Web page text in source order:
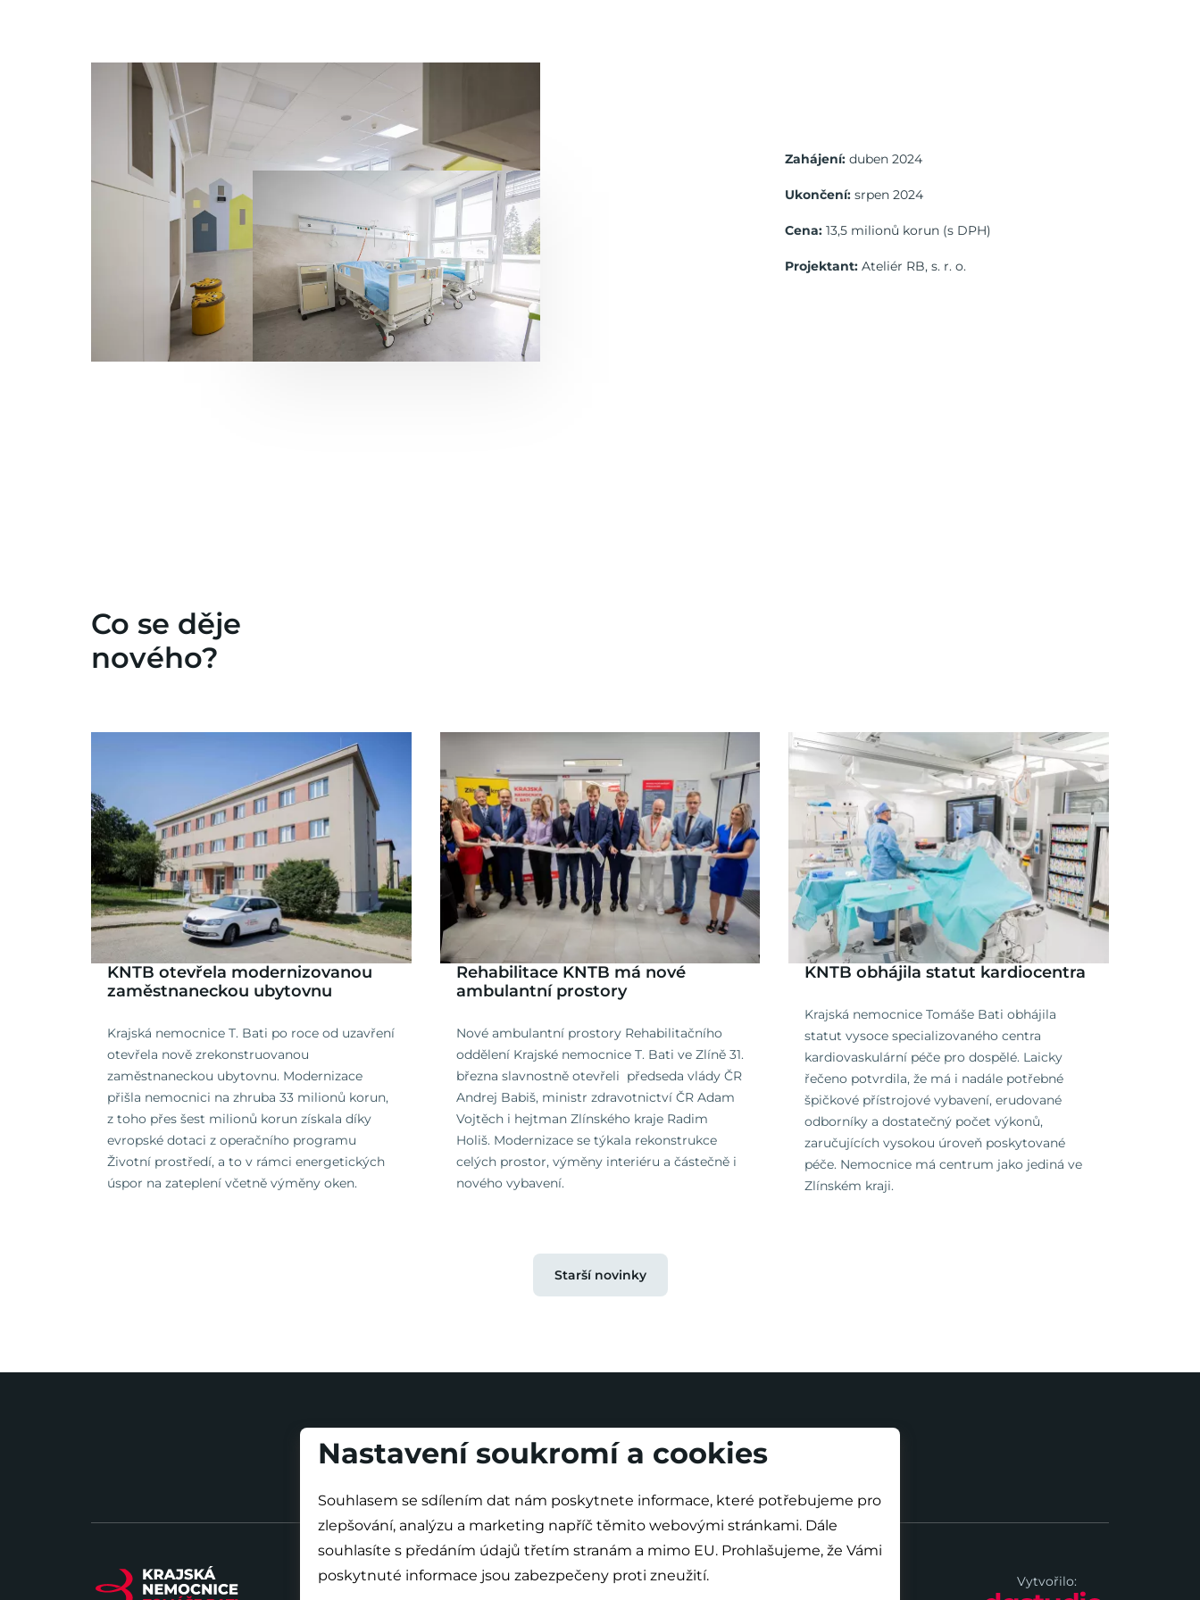
Zahájení: duben 2024
Ukončení: srpen 2024
Cena: 13,5 milionů korun (s DPH)
Projektant: Ateliér RB, s. r. o.
Co se děje
nového?
KNTB otevřela modernizovanou
zaměstnaneckou ubytovnu
Krajská nemocnice T. Bati po roce od uzavření
otevřela nově zrekonstruovanou
zaměstnaneckou ubytovnu. Modernizace
přišla nemocnici na zhruba 33 milionů korun,
z toho přes šest milionů korun získala díky
evropské dotaci z operačního programu
Životní prostředí, a to v rámci energetických
úspor na zateplení včetně výměny oken.
Rehabilitace KNTB má nové
ambulantní prostory
Nové ambulantní prostory Rehabilitačního
oddělení Krajské nemocnice T. Bati ve Zlíně 31.
března slavnostně otevřeli předseda vlády ČR
Andrej Babiš, ministr zdravotnictví ČR Adam
Vojtěch i hejtman Zlínského kraje Radim
Holiš. Modernizace se týkala rekonstrukce
celých prostor, výměny interiéru a částečně i
nového vybavení.
KNTB obhájila statut kardiocentra
Krajská nemocnice Tomáše Bati obhájila
statut vysoce specializovaného centra
kardiovaskulární péče pro dospělé. Laicky
řečeno potvrdila, že má i nadále potřebné
špičkové přístrojové vybavení, erudované
odborníky a dostatečný počet výkonů,
zaručujících vysokou úroveň poskytované
péče. Nemocnice má centrum jako jediná ve
Zlínském kraji.
Starší novinky
Vytvořilo:
Nastavení soukromí a cookies
Souhlasem se sdílením dat nám poskytnete informace, které potřebujeme pro
zlepšování, analýzu a marketing napříč těmito webovými stránkami. Dále
souhlasíte s předáním údajů třetím stranám a mimo EU. Prohlašujeme, že Vámi
poskytnuté informace jsou zabezpečeny proti zneužití.